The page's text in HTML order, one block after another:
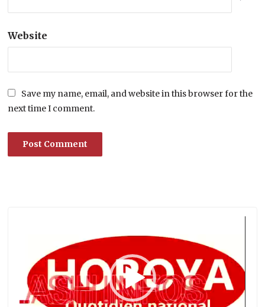
Website
Save my name, email, and website in this browser for the
next time I comment.